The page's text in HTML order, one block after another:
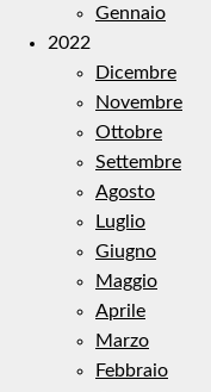
Gennaio
2022
Dicembre
Novembre
Ottobre
Settembre
Agosto
Luglio
Giugno
Maggio
Aprile
Marzo
Febbraio